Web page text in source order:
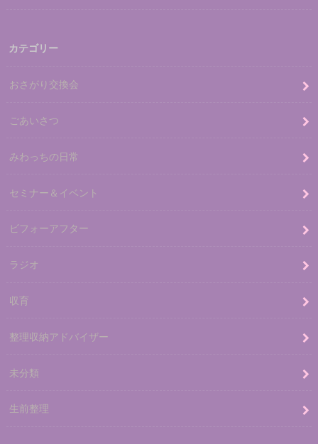
カテゴリー
おさがり交換会
ごあいさつ
みわっちの日常
セミナー＆イベント
ビフォーアフター
ラジオ
収育
整理収納アドバイザー
未分類
生前整理